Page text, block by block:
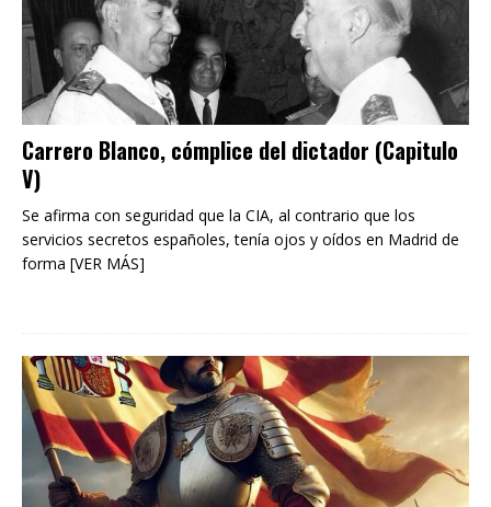
Carrero Blanco, cómplice del dictador (Capitulo
V)
Se afirma con seguridad que la CIA, al contrario que los
servicios secretos españoles, tenía ojos y oídos en Madrid de
forma [VER MÁS]